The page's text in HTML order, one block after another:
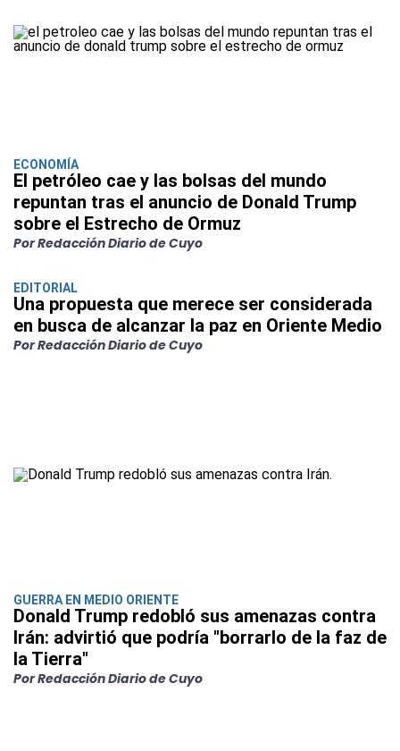
ECONOMÍA
El petróleo cae y las bolsas del mundo
repuntan tras el anuncio de Donald Trump
sobre el Estrecho de Ormuz
Por Redacción Diario de Cuyo
EDITORIAL
Una propuesta que merece ser considerada
en busca de alcanzar la paz en Oriente Medio
Por Redacción Diario de Cuyo
GUERRA EN MEDIO ORIENTE
Donald Trump redobló sus amenazas contra
Irán: advirtió que podría "borrarlo de la faz de
la Tierra"
Por Redacción Diario de Cuyo